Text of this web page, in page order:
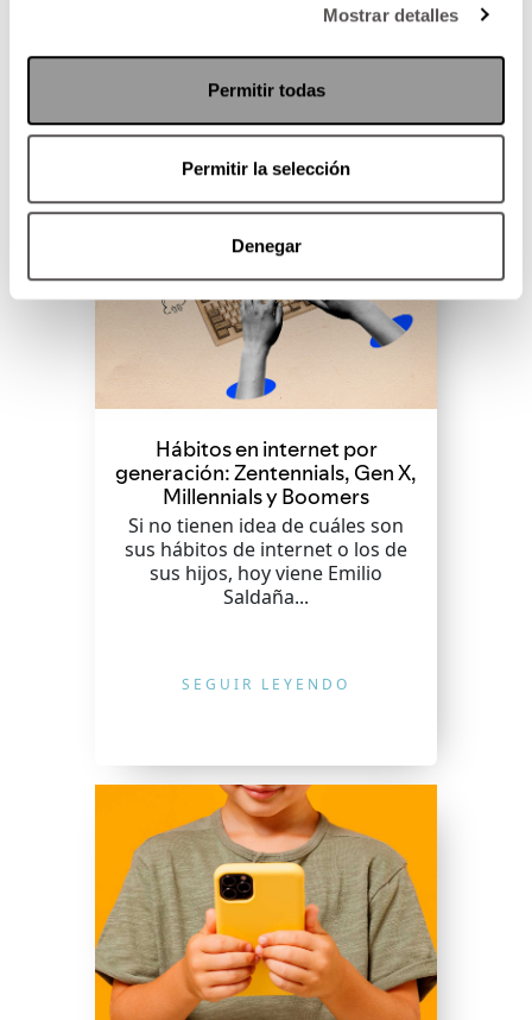
Mostrar detalles
Permitir todas
Permitir la selección
Denegar
SEGUIR LEYENDO
Hábitos en internet por
generación: Zentennials, Gen X,
Millennials y Boomers
Si no tienen idea de cuáles son
sus hábitos de internet o los de
sus hijos, hoy viene Emilio
Saldaña...
SEGUIR LEYENDO